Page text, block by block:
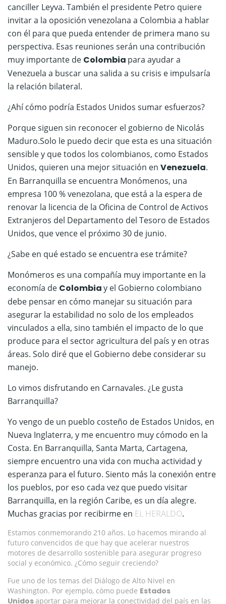
canciller Leyva. También el presidente Petro quiere
invitar a la oposición venezolana a Colombia a hablar
con él para que pueda entender de primera mano su
perspectiva. Esas reuniones serán una contribución
muy importante de Colombia para ayudar a
Venezuela a buscar una salida a su crisis e impulsaría
la relación bilateral.
¿Ahí cómo podría Estados Unidos sumar esfuerzos?
Porque siguen sin reconocer el gobierno de Nicolás
Maduro.Solo le puedo decir que esta es una situación
sensible y que todos los colombianos, como Estados
Unidos, quieren una mejor situación en Venezuela.
En Barranquilla se encuentra Monómenos, una
empresa 100 % venezolana, que está a la espera de
renovar la licencia de la Oficina de Control de Activos
Extranjeros del Departamento del Tesoro de Estados
Unidos, que vence el próximo 30 de junio.
¿Sabe en qué estado se encuentra ese trámite?
Monómeros es una compañía muy importante en la
economía de Colombiay el Gobierno colombiano
debe pensar en cómo manejar su situación para
asegurar la estabilidad no solo de los empleados
vinculados a ella, sino también el impacto de lo que
produce para el sector agricultura del país y en otras
áreas. Solo diré que el Gobierno debe considerar su
manejo.
Lo vimos disfrutando en Carnavales. ¿Le gusta
Barranquilla?
Yo vengo de un pueblo costeño de Estados Unidos, en
Nueva Inglaterra, y me encuentro muy cómodo en la
Costa. En Barranquilla, Santa Marta, Cartagena,
siempre encuentro una vida con mucha actividad y
esperanza para el futuro. Siento más la conexión entre
los pueblos, por eso cada vez que puedo visitar
Barranquilla, en la región Caribe, es un día alegre.
Muchas gracias por recibirme en EL HERALDO.
Estamos conmemorando 210 años. Lo hacemos mirando al
futuro convencidos de que hay que acelerar nuestros
motores de desarrollo sostenible para asegurar progreso
social y económico. ¿Cómo seguir creciendo?
Fue uno de los temas del Diálogo de Alto Nivel en
Washington. Por ejemplo, cómo puede Estados
Unidosaportar para mejorar la conectividad del país en las